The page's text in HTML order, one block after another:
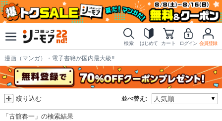
検索 はじめて カート ログイン 会員登録
漫画（マンガ）・電子書籍が国内最大級!!
並べ替え:
絞り込む
「古舘春一」の検索結果